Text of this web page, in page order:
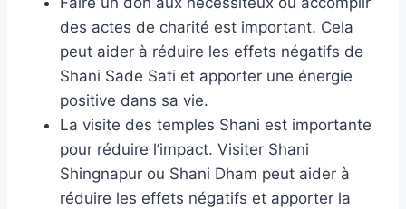
des actes de charité est important. Cela
peut aider à réduire les effets négatifs de
Shani Sade Sati et apporter une énergie
positive dans sa vie.
La visite des temples Shani est importante
pour réduire l’impact. Visiter Shani
Shingnapur ou Shani Dham peut aider à
réduire les effets négatifs et apporter la